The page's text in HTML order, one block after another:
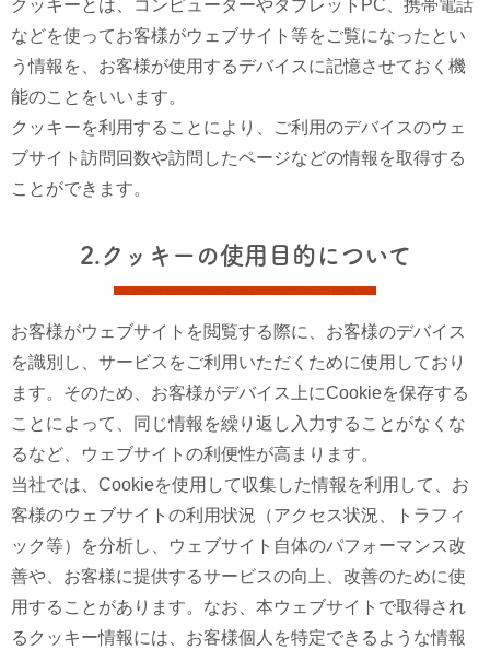
クッキーとは、コンピューターやタブレットPC、携帯電話
などを使ってお客様がウェブサイト等をご覧になったとい
う情報を、お客様が使用するデバイスに記憶させておく機
能のことをいいます。
クッキーを利用することにより、ご利用のデバイスのウェ
ブサイト訪問回数や訪問したページなどの情報を取得する
ことができます。
2.クッキーの使用目的について
お客様がウェブサイトを閲覧する際に、お客様のデバイス
を識別し、サービスをご利用いただくために使用しており
ます。そのため、お客様がデバイス上にCookieを保存する
ことによって、同じ情報を繰り返し入力することがなくな
るなど、ウェブサイトの利便性が高まります。
当社では、Cookieを使用して収集した情報を利用して、お
客様のウェブサイトの利用状況（アクセス状況、トラフィ
ック等）を分析し、ウェブサイト自体のパフォーマンス改
善や、お客様に提供するサービスの向上、改善のために使
用することがあります。なお、本ウェブサイトで取得され
るクッキー情報には、お客様個人を特定できるような情報